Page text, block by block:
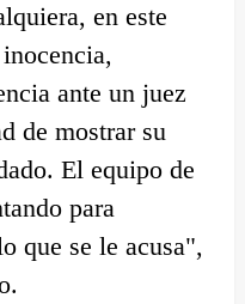
en este
ante un juez
de mostrar su
El equipo de
para
que se le acusa",